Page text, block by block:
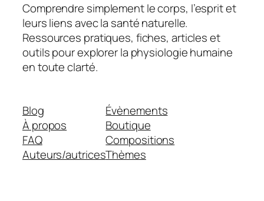
Comprendre simplement le corps, l’esprit et
leurs liens avec la santé naturelle.
Ressources pratiques, fiches, articles et
outils pour explorer la physiologie humaine
en toute clarté.
Blog
À propos
FAQ
Auteurs/autrices
Évènements
Boutique
Compositions
Thèmes